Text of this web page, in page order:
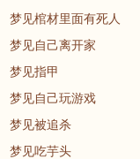
梦见棺材里面有死人
梦见自己离开家
梦见指甲
梦见自己玩游戏
梦见被追杀
梦见吃芋头